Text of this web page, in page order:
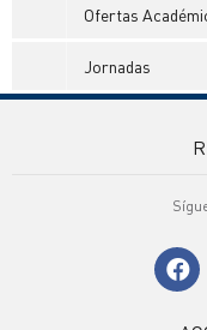
Ofertas
Jornadas